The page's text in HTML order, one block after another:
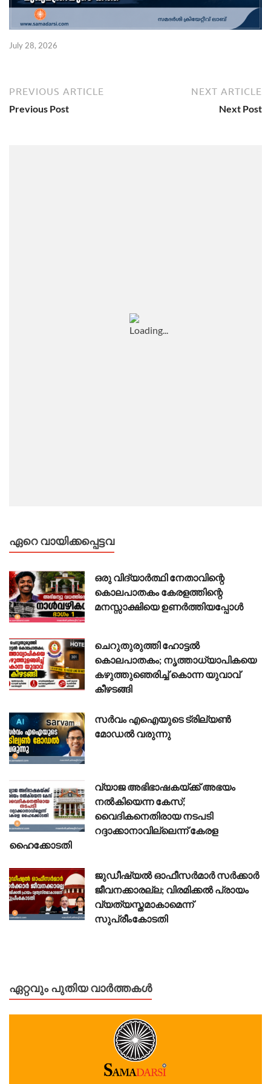
July 28, 2026
PREVIOUS ARTICLE
Previous Post
NEXT ARTICLE
Next Post
ഏറെ വായിക്കപ്പെട്ടവ
ഒരു വിദ്യാർത്ഥി നേതാവിന്റെ
കൊലപാതകം കേരളത്തിന്റെ
മനസ്സാക്ഷിയെ ഉണർത്തിയപ്പോൾ
ചെറുതുരുത്തി ഹോട്ടൽ
കൊലപാതകം; നൃത്താധ്യാപികയെ
കഴുത്തുഞെരിച്ച് കൊന്ന യുവാവ്
കീഴടങ്ങി
സർവം എഐയുടെ ട്രില്യൺ
മോഡൽ വരുന്നു
വ്യാജ അഭിഭാഷകയ്ക്ക് അഭയം
നൽകിയെന്ന കേസ്;
വൈദികനെതിരായ നടപടി
റദ്ദാക്കാനാവില്ലെന്ന് കേരള
ഹൈക്കോടതി
ജുഡീഷ്യൽ ഓഫീസർമാർ സർക്കാർ
ജീവനക്കാരല്ല; വിരമിക്കൽ പ്രായം
വ്യത്യസ്തമാകാമെന്ന്
സുപ്രീംകോടതി
ഏറ്റവും പുതിയ വാർത്തകൾ